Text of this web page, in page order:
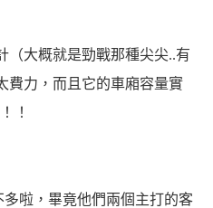
（大概就是勁戰那種尖尖..有
費力，而且它的車廂容量實
！
啦，畢竟他們兩個主打的客